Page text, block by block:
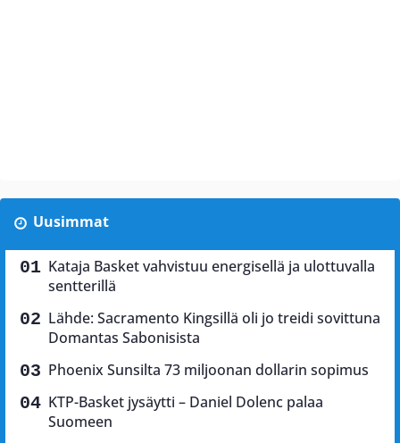
Uusimmat
Kataja Basket vahvistuu energisellä ja ulottuvalla
sentterillä
Lähde: Sacramento Kingsillä oli jo treidi sovittuna
Domantas Sabonisista
Phoenix Sunsilta 73 miljoonan dollarin sopimus
KTP-Basket jysäytti – Daniel Dolenc palaa
Suomeen